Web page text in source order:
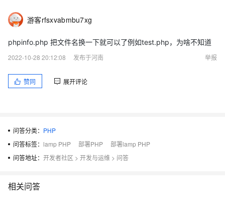
游客rfsxvabmbu7xg
phpinfo.php 把文件名换一下就可以了例如test.php，为啥不知道
2022-10-28 20:12:08
发布于河南 举报
赞同 展开评论
问答分类： PHP
问答标签： lamp PHP 部署PHP
部署lamp PHP
问答地址： 开发者社区 > 开发与运维 > 问答
相关问答